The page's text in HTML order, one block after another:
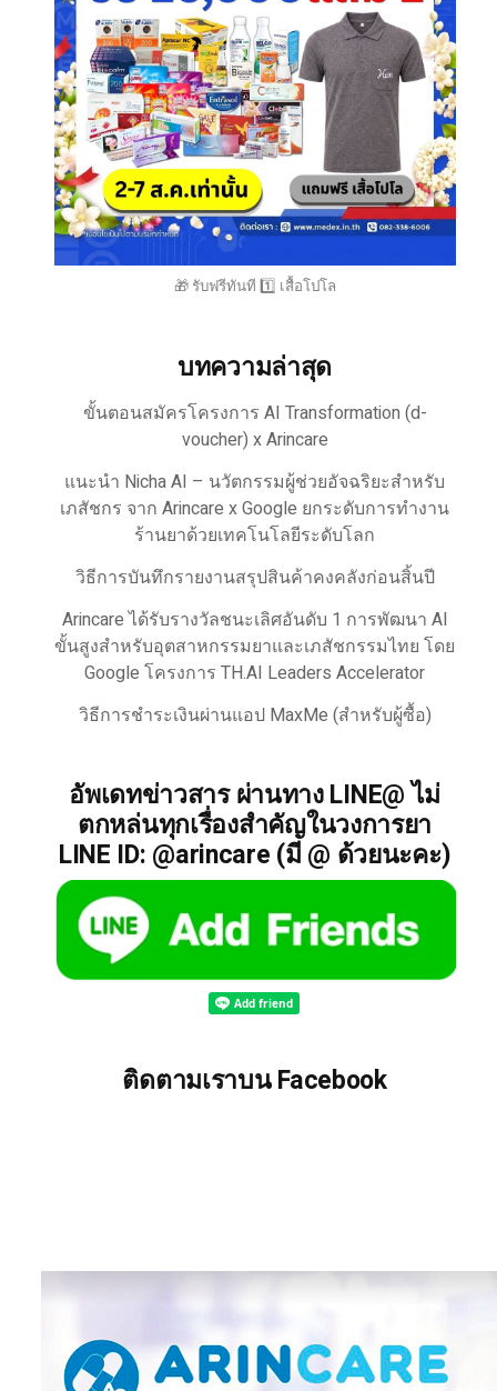
🎁 รับฟรีทันที 1️⃣ เสื้อโปโล
บทความล่าสุด
ขั้นตอนสมัครโครงการ AI Transformation (d-
voucher) x Arincare
แนะนำ Nicha AI – นวัตกรรมผู้ช่วยอัจฉริยะสำหรับ
เภสัชกร จาก Arincare x Google ยกระดับการทำงาน
ร้านยาด้วยเทคโนโลยีระดับโลก
วิธีการบันทึกรายงานสรุปสินค้าคงคลังก่อนสิ้นปี
Arincare ได้รับรางวัลชนะเลิศอันดับ 1 การพัฒนา AI
ขั้นสูงสำหรับอุตสาหกรรมยาและเภสัชกรรมไทย โดย
Google โครงการ TH.AI Leaders Accelerator
วิธีการชำระเงินผ่านแอป MaxMe (สำหรับผู้ซื้อ)
อัพเดทข่าวสาร ผ่านทาง LINE@ ไม่
ตกหล่นทุกเรื่องสำคัญในวงการยา
LINE ID: @arincare (มี @ ด้วยนะคะ)
ติดตามเราบน Facebook